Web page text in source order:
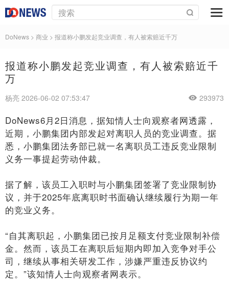
DoNews > 商业 > 报道称小鹏发起竞业调查，有人被索赔近千万
报道称小鹏发起竞业调查，有人被索赔近千
万
杨亮 2026-06-02 07:53:47 293973
DoNews6月2日消息，据知情人士向观察者网透露，
近期，小鹏集团内部发起对离职人员的竞业调查。据
悉，小鹏集团法务部已就一名离职员工违反竞业限制
义务一事提起劳动仲裁。
据了解，该员工入职时与小鹏集团签署了竞业限制协
议，并于2025年底离职时书面确认继续履行为期一年
的竞业义务。
“自其离职起，小鹏集团已按月足额支付竞业限制补偿
金。然而，该员工在离职后短期内即加入竞争对手公
司，继续从事相关研发工作，涉嫌严重违反协议约
定。”该知情人士向观察者网表示。